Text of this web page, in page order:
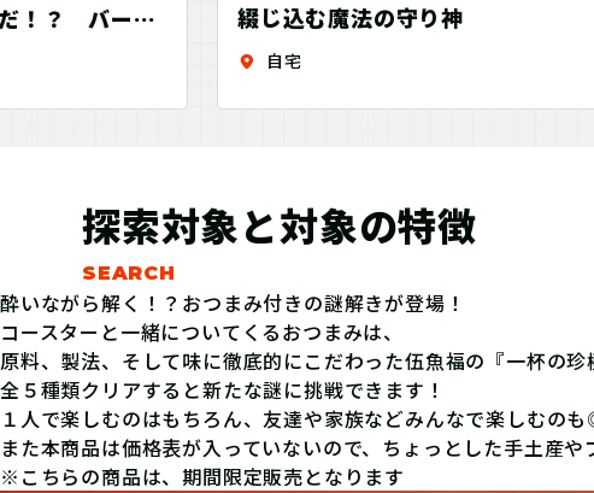
！？ バーチ
綴じ込む魔法の守り神
自宅
探索対象と対象の特徴
酔いながら解く！？おつまみ付きの謎解きが登場！
コースターと一緒についてくるおつまみは、
原料、製法、そして味に徹底的にこだわった伍魚福の『一杯の珍
全５種類クリアすると新たな謎に挑戦できます！
１人で楽しむのはもちろん、友達や家族などみんなで楽しむの
また本商品は価格表が入っていないので、ちょっとした手土産や
※こちらの商品は、期間限定販売となります